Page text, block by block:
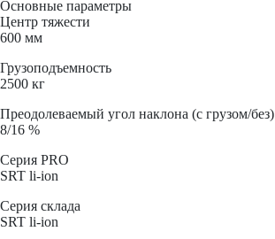
Основные параметры
Центр тяжести
600 мм
Грузоподъемность
2500 кг
Преодолеваемый угол наклона (с грузом/без)
8/16 %
Серия PRO
SRT li-ion
Серия склада
SRT li-ion